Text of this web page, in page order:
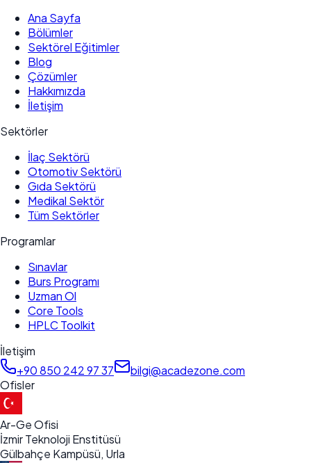
Ana Sayfa
Bölümler
Sektörel Eğitimler
Blog
Çözümler
Hakkımızda
İletişim
Sektörler
İlaç Sektörü
Otomotiv Sektörü
Gıda Sektörü
Medikal Sektör
Tüm Sektörler
Programlar
Sınavlar
Burs Programı
Uzman Ol
Core Tools
HPLC Toolkit
İletişim
+90 850 242 97 37
bilgi@acadezone.com
Ofisler
Ar-Ge Ofisi
İzmir Teknoloji Enstitüsü
Gülbahçe Kampüsü, Urla